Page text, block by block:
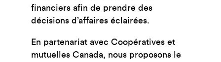
financiers afin de prendre des
décisions d’affaires éclairées.
En partenariat avec Coopératives et
mutuelles Canada, nous proposons le